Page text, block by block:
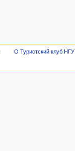
О Туристский клуб НГУ